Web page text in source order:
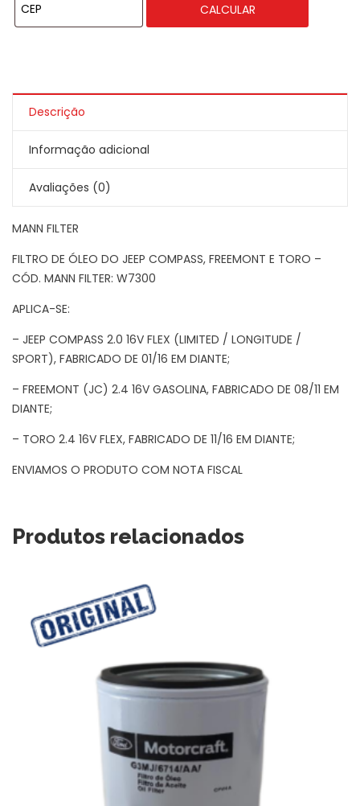
CALCULAR
Descrição
Informação adicional
Avaliações (0)
MANN FILTER
FILTRO DE ÓLEO DO JEEP COMPASS, FREEMONT E TORO –
CÓD. MANN FILTER: W7300
APLICA-SE:
– JEEP COMPASS 2.0 16V FLEX (LIMITED / LONGITUDE /
SPORT), FABRICADO DE 01/16 EM DIANTE;
– FREEMONT (JC) 2.4 16V GASOLINA, FABRICADO DE 08/11 EM
DIANTE;
– TORO 2.4 16V FLEX, FABRICADO DE 11/16 EM DIANTE;
ENVIAMOS O PRODUTO COM NOTA FISCAL
Produtos relacionados